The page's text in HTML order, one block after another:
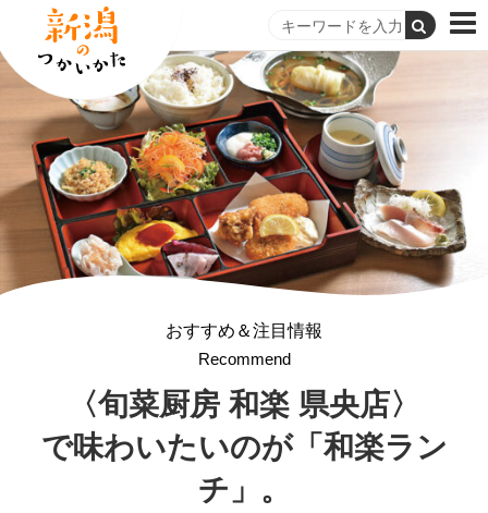
おすすめ＆注目情報
Recommend
〈旬菜厨房 和楽 県央店〉
で味わいたいのが「和楽ラン
チ」。